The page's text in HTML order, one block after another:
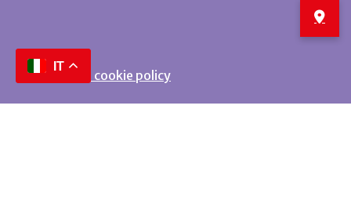
Privacy e cookie policy
IT